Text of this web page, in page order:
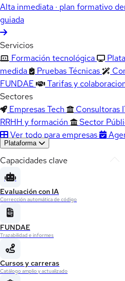
Alta inmediata · plan formativo
guiada
Servicios
Formación tecnológica
medida
Pruebas Técnicas
FUNDAE
Tarifas y
Sectores
Empresas Tech
Consultoras
RRHH y formación
Sector
Ver todo para empresas
Plataforma
Capacidades clave
Evaluación con IA
Corrección automática de código
FUNDAE
Trazabilidad e informes
Cursos y carreras
Catálogo amplio y actualizado